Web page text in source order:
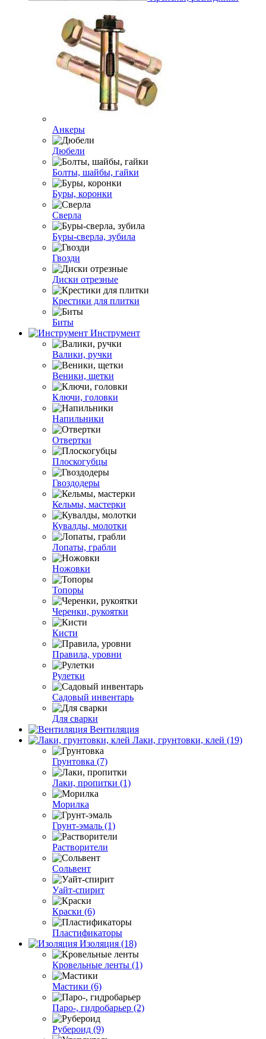
Анкеры
Дюбели
Болты, шайбы, гайки
Буры, коронки
Сверла
Буры-сверла, зубила
Гвозди
Диски отрезные
Крестики для плитки
Биты
Инструмент
Валики, ручки
Веники, щетки
Ключи, головки
Напильники
Отвертки
Плоскогубцы
Гвоздодеры
Кельмы, мастерки
Кувалды, молотки
Лопаты, грабли
Ножовки
Топоры
Черенки, рукоятки
Кисти
Правила, уровни
Рулетки
Садовый инвентарь
Для сварки
Вентиляция
Лаки, грунтовки, клей (19)
Грунтовка (7)
Лаки, пропитки (1)
Морилка
Грунт-эмаль (1)
Растворители
Сольвент
Уайт-спирит
Краски (6)
Пластификаторы
Изоляция (18)
Кровельные ленты (1)
Мастики (6)
Паро-, гидробарьер (2)
Рубероид (9)